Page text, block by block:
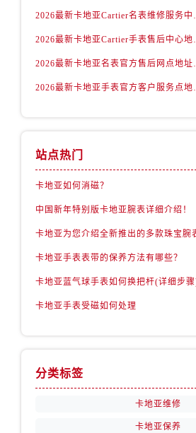
2026最新
2026最新
2026最
2026最新
站点热门
卡地亚如何消磁？
中国新年特别版卡地亚腕表详细介绍！
卡地亚为您介绍全新推出的多款珠宝腕
卡地亚手表表带的保养方法有哪些？
卡地亚蓝气球手表如何换把杆(详细步
卡地亚手表受磁如何处理
分类标签
卡地亚维修
卡地亚保养